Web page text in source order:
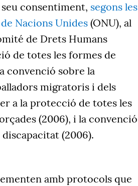
seu consentiment, segons les
Nacions Unides (ONU), al
de Drets Humans
de totes les formes de
convenció sobre la
migratoris i dels
a la protecció de totes les
(2006), i la convenció
(2006).
amb protocols que